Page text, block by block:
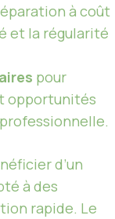
à coût
et la régularité
pour
opportunités
d’un
à des
rapide. Le